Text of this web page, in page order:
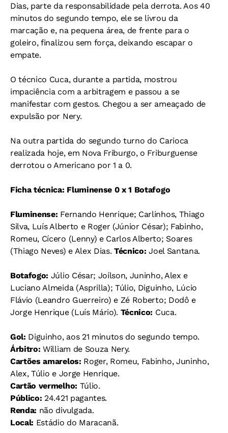
Dias, parte da responsabilidade pela derrota. Aos 40
minutos do segundo tempo, ele se livrou da
marcação e, na pequena área, de frente para o
goleiro, finalizou sem força, deixando escapar o
empate.
O técnico Cuca, durante a partida, mostrou
impaciência com a arbitragem e passou a se
manifestar com gestos. Chegou a ser ameaçado de
expulsão por Nery.
Na outra partida do segundo turno do Carioca
realizada hoje, em Nova Friburgo, o Friburguense
derrotou o Americano por 1 a 0.
Ficha técnica: Fluminense 0 x 1 Botafogo
Fluminense: Fernando Henrique; Carlinhos, Thiago
Silva, Luís Alberto e Roger (Júnior César); Fabinho,
Romeu, Cícero (Lenny) e Carlos Alberto; Soares
(Thiago Neves) e Alex Dias.Técnico: Joel Santana.
Botafogo: Júlio César; Joílson, Juninho, Alex e
Luciano Almeida (Asprilla); Túlio, Diguinho, Lúcio
Flávio (Leandro Guerreiro) e Zé Roberto; Dodô e
Jorge Henrique (Luís Mário). Técnico: Cuca.
Gol: Diguinho, aos 21 minutos do segundo tempo.
Árbitro: William de Souza Nery.
Cartões amarelos: Roger, Romeu, Fabinho, Juninho,
Alex, Túlio e Jorge Henrique.
Cartão vermelho: Túlio.
Público: 24.421 pagantes.
Renda: não divulgada.
Local: Estádio do Maracanã.